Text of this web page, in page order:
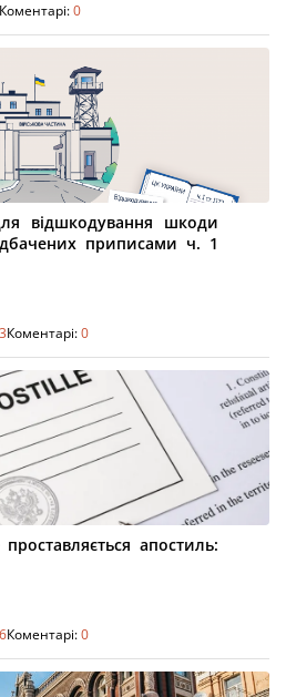
Коментарі:0
відшкодування шкоди
приписами ч. 1
Коментарі:0
апостиль:
Коментарі:0